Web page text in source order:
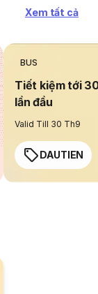
Xem tất cả
BUS
Tiết kiệm tới
lần đầu
Valid Till 30 Th9
DAUTIEN